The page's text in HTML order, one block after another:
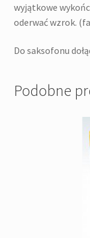
wyjątkowe
oderwać wzrok.
Do saksofonu
Podobne